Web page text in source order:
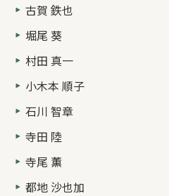
古賀 鉄也
堀尾 葵
村田 真一
小木本 順子
石川 智章
寺田 陸
寺尾 薫
都地 沙也加